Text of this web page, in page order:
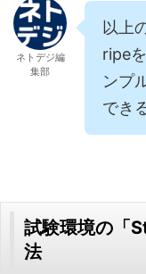
ネトデジ編
集部
以上
ripe
ンプ
でき
試験環境の「
法